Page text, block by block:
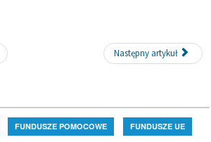
Następny artykuł
FUNDUSZE POMOCOWE FUNDUSZE UE